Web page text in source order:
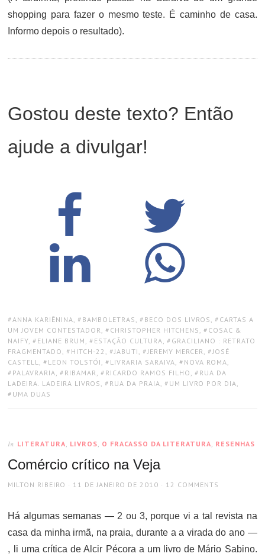
shopping para fazer o mesmo teste. É caminho de casa.
Informo depois o resultado).
Gostou deste texto? Então
ajude a divulgar!
TAGS:
ANNA KARIÊNINA, BAMBOLETRAS , BECO DOS LIVROS , CARTAS A
UM JOVEM CONTESTADOR, CHRISTOPHER HITCHENS , COSAC &
NAIFY, ELIANE BRUM , ESTAÇÃO CULTURA, GRACILIANO : RETRATO
FRAGMENTADO , HITCH-22 , JABUTI , JEREMY MERCER, JOSÉ
CASTELL, LEON TOLSTÓI , LIVRARIA SARAIVA, NOVA ROMA,
PALAVRARIA, RIBAMAR, RICARDO RAMOS FILHO , RUA DA
LADEIRA. LADEIRA LIVROS , RUA DA PRAIA, UM LIVRO POR DIA,
UMA DUAS
In LITERATURA, LIVROS, O FRACASSO DA LITERATURA, RESENHAS
Comércio crítico na Veja
AUTHOR
MILTON RIBEIRO
POSTED
11 DE JANEIRO DE 2010 12 COMMENTS
Há algumas semanas — 2 ou 3, porque vi a tal revista na
casa da minha irmã, na praia, durante a a virada do ano —
, li uma crítica de Alcir Pécora a um livro de Mário Sabino.